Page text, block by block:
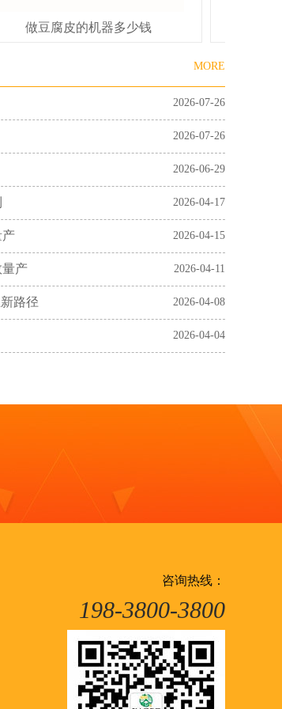
做豆腐皮的机器多少钱
MORE
2026-07-26
2026-07-26
2026-06-29
2026-04-17
2026-04-15
产
2026-04-11
产
2026-04-08
路径
2026-04-04
咨询热线：
198-3800-3800